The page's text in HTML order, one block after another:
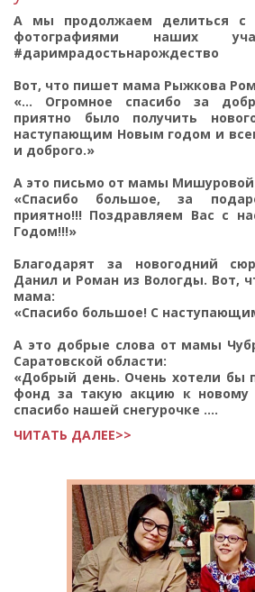
А мы продолжаем делиться с
фотографиями наших
#даримрадостьнарождество
Вот, что пишет мама Рыжкова
«... Огромное спасибо за
приятно было получить
наступающим Новым годом и
и доброго.»
А это письмо от мамы
«Спасибо большое, за
приятно!!! Поздравляем Вас с
Годом!!!»
Благодарят за новогодний
Данил и Роман из Вологды. Вот,
мама:
«Спасибо большое! С
А это добрые слова от мамы
Саратовской области:
«Добрый день. Очень хотели бы
фонд за такую акцию к новому
спасибо нашей снегурочке ....
ЧИТАТЬ ДАЛЕЕ>>